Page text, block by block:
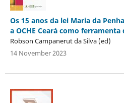
Os 15 anos da lei Maria da
a OCHE Ceará como
Robson Campanerut da Silva (ed)
14 November 2023